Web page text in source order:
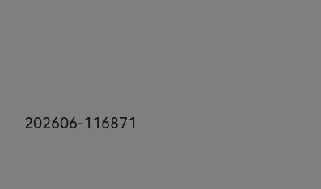
JobId
202606-116871